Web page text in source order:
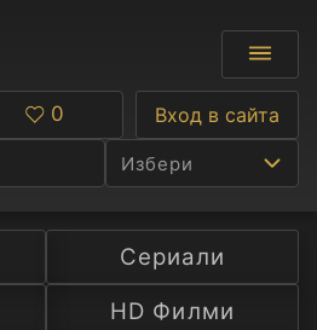
Избери
Ф
С
Любими
0 Вход в сайта
Сериали
HD Филми